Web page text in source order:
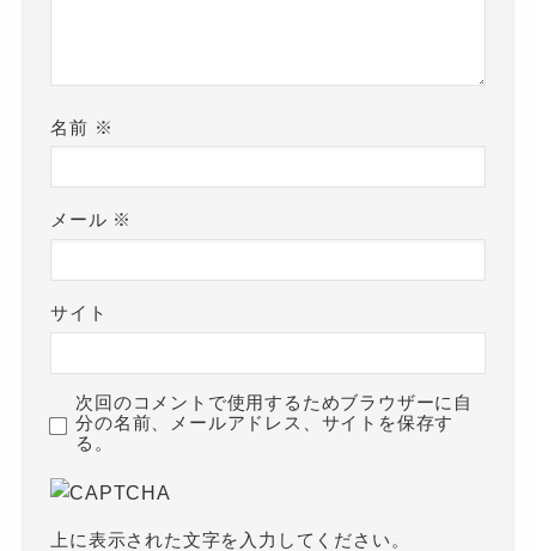
名前 ※
メール ※
サイト
次回のコメントで使用するためブラウザーに自
分の名前、メールアドレス、サイトを保存す
る。
上に表示された文字を入力してください。